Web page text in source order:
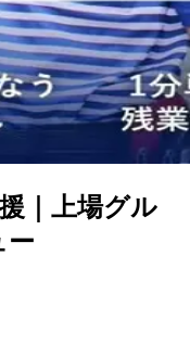
｜上場グル
ー